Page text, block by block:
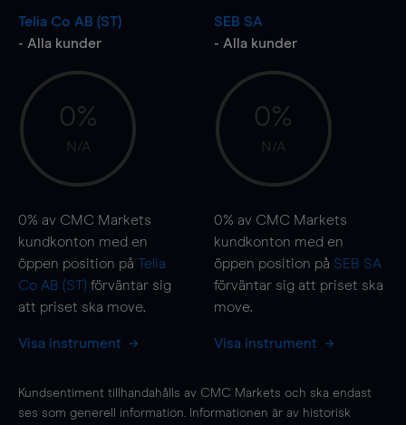
Telia Co AB (ST)
- Alla kunder
0%
N/A
0% av CMC Markets
kundkonton med en
öppen position på Telia
Co AB (ST) förväntar sig
att priset ska move.
Visa instrument
SEB SA
- Alla kunder
0%
N/A
0% av CMC Markets
kundkonton med en
öppen position på SEB SA
förväntar sig att priset ska
move.
Visa instrument
Kundsentiment tillhandahålls av CMC Markets och ska endast
ses som generell information. Informationen är av historisk